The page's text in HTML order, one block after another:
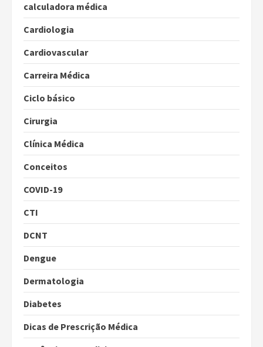
calculadora médica
Cardiologia
Cardiovascular
Carreira Médica
Ciclo básico
Cirurgia
Clínica Médica
Conceitos
COVID-19
CTI
DCNT
Dengue
Dermatologia
Diabetes
Dicas de Prescrição Médica